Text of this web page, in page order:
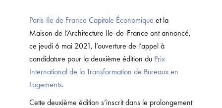
Paris-Ile de France Capitale Économique et la
Maison de l’Architecture Ile-de-France ont annoncé,
ce jeudi 6 mai 2021, l’ouverture de l’appel à
candidature pour la deuxième édition du Prix
International de la Transformation de Bureaux en
Logements.
Cette deuxième édition s’inscrit dans le prolongement